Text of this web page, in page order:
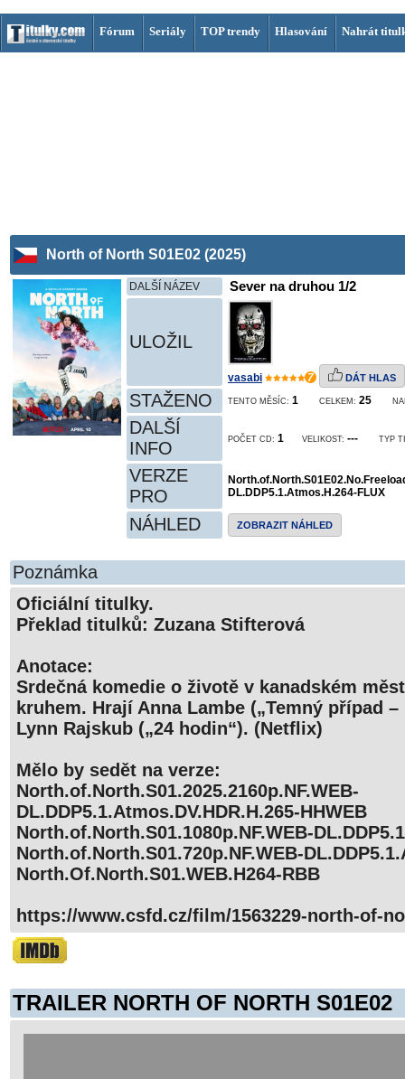
Fórum Seriály TOP trendy Hlasování Nahrát
North of North S01E02 (2025)
DALŠÍ NÁZEV Sever na druhou 1/2
ULOŽIL
vasabi 7 DÁT HLAS
STAŽENO TENTO MĚSÍC: 1 CELKEM: 25
DALŠÍ
INFO
POČET CD: 1 VELIKOST: --- TYP
VERZE
PRO
DL.DDP5.1.Atmos.H.264-FLUX
NÁHLED ZOBRAZIT NÁHLED
Poznámka
Oficiální titulky.
Překlad titulků: Zuzana Stifterová
Anotace:
Srdečná komedie o životě v kanadském
kruhem. Hrají Anna Lambe („Temný případ
Lynn Rajskub („24 hodin“). (Netflix)
Mělo by sedět na verze:
North.of.North.S01.2025.2160p.NF.WEB-
DL.DDP5.1.Atmos.DV.HDR.H.265-HHWEB
North.of.North.S01.1080p.NF.WEB-
North.of.North.S01.720p.NF.WEB-
North.Of.North.S01.WEB.H264-RBB
https://www.csfd.cz/film/1563229-north-of-
TRAILER NORTH OF NORTH S01E02